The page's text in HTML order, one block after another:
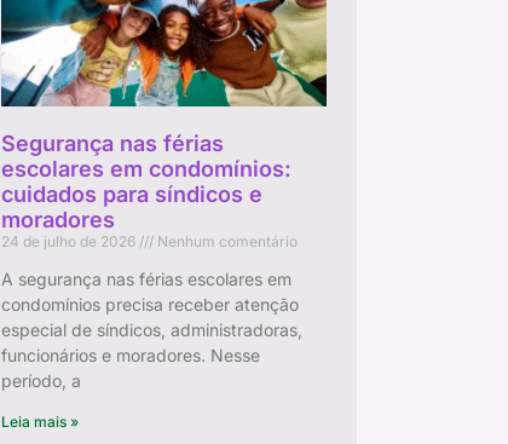
Segurança nas férias
escolares em condomínios:
cuidados para síndicos e
moradores
24 de julho de 2026 Nenhum comentário
A segurança nas férias escolares em
condomínios precisa receber atenção
especial de síndicos, administradoras,
funcionários e moradores. Nesse
período, a
Leia mais »